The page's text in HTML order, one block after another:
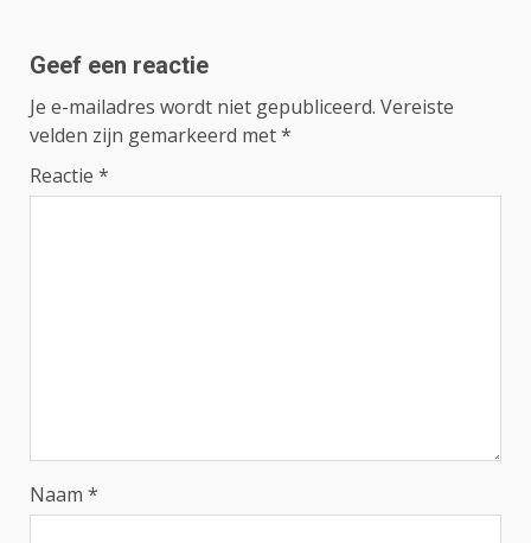
Geef een reactie
Je e-mailadres wordt niet gepubliceerd. Vereiste
velden zijn gemarkeerd met*
Reactie *
Naam *